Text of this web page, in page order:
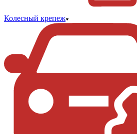
Колесный крепеж